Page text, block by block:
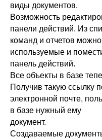
виды документов.
Возможность
панели действий. Из
команд и отчетов
используемые и
панель действий.
Все объекты в базе
Получив такую ссылку
электронной почте,
в базе нужный ему
документ.
Создаваемые